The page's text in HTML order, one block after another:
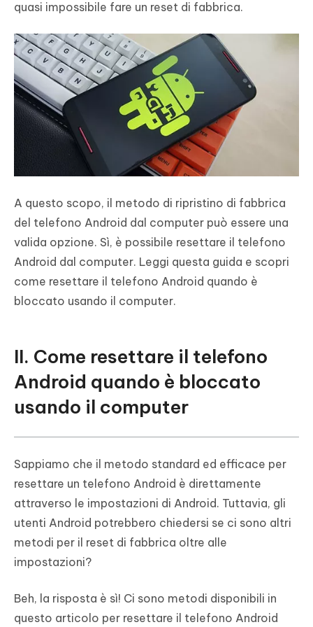
quasi impossibile fare un reset di fabbrica.
A questo scopo, il metodo di ripristino di fabbrica
del telefono Android dal computer può essere una
valida opzione. Sì, è possibile resettare il telefono
Android dal computer. Leggi questa guida e scopri
come resettare il telefono Android quando è
bloccato usando il computer.
II. Come resettare il telefono
Android quando è bloccato
usando il computer
Sappiamo che il metodo standard ed efficace per
resettare un telefono Android è direttamente
attraverso le impostazioni di Android. Tuttavia, gli
utenti Android potrebbero chiedersi se ci sono altri
metodi per il reset di fabbrica oltre alle
impostazioni?
Beh, la risposta è sì! Ci sono metodi disponibili in
questo articolo per resettare il telefono Android